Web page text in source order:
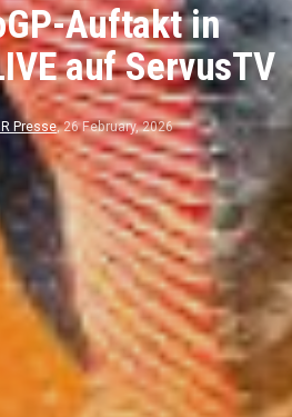
Auftakt in
auf ServusTV
Presse,26 February, 2026